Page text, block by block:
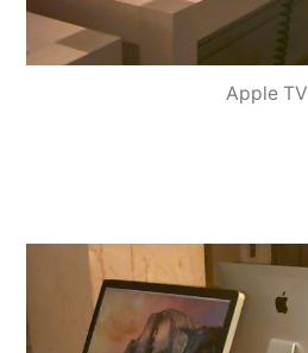
Apple TV